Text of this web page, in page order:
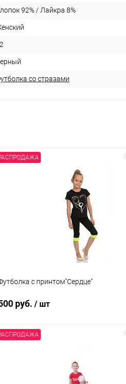
92% / Лайкра 8%
со стразами
с принтом"Сердце"
руб. / шт